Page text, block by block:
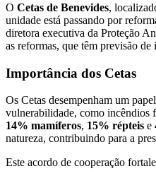
O Cetas de Benevides,
unidade está passando por
diretora executiva da Proteção
as reformas, que têm previsão de
Importância dos Cetas
Os Cetas desempenham um
vulnerabilidade, como incêndios
14% mamíferos, 15% répteis e
natureza, contribuindo para a
Este acordo de cooperação